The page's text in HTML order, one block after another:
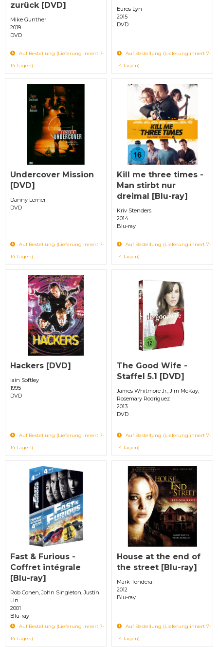
zurück [DVD]
Mike Gunther
2019
DVD
Auf Bestellung (Lieferung innert 7-
14 Tagen)
Euros Lyn
2015
DVD
Auf Bestellung (Lieferung innert 7-
14 Tagen)
Undercover Mission
[DVD]
Danny Lerner
DVD
Auf Bestellung (Lieferung innert 7-
14 Tagen)
Kill me three times -
Man stirbt nur
dreimal [Blu-ray]
Kriv Stenders
2014
Blu-ray
Auf Bestellung (Lieferung innert 7-
14 Tagen)
Hackers [DVD]
Iain Softley
1995
DVD
Auf Bestellung (Lieferung innert 7-
14 Tagen)
The Good Wife -
Staffel 5.1 [DVD]
James Whitmore Jr., Jim McKay,
Rosemary Rodriguez
2013
DVD
Auf Bestellung (Lieferung innert 7-
14 Tagen)
Fast & Furious -
Coffret intégrale
[Blu-ray]
Rob Cohen, John Singleton, Justin
Lin
2001
Blu-ray
Auf Bestellung (Lieferung innert 7-
14 Tagen)
House at the end of
the street [Blu-ray]
Mark Tonderai
2012
Blu-ray
Auf Bestellung (Lieferung innert 7-
14 Tagen)